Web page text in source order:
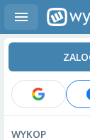
WYKOP